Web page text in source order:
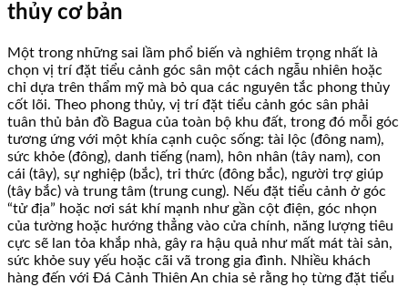
thủy cơ bản
Một trong những sai lầm phổ biến và nghiêm trọng nhất là
chọn vị trí đặt tiểu cảnh góc sân một cách ngẫu nhiên hoặc
chỉ dựa trên thẩm mỹ mà bỏ qua các nguyên tắc phong thủy
cốt lõi. Theo phong thủy, vị trí đặt tiểu cảnh góc sân phải
tuân thủ bản đồ Bagua của toàn bộ khu đất, trong đó mỗi góc
tương ứng với một khía cạnh cuộc sống: tài lộc (đông nam),
sức khỏe (đông), danh tiếng (nam), hôn nhân (tây nam), con
cái (tây), sự nghiệp (bắc), tri thức (đông bắc), người trợ giúp
(tây bắc) và trung tâm (trung cung). Nếu đặt tiểu cảnh ở góc
“tử địa” hoặc nơi sát khí mạnh như gần cột điện, góc nhọn
của tường hoặc hướng thẳng vào cửa chính, năng lượng tiêu
cực sẽ lan tỏa khắp nhà, gây ra hậu quả như mất mát tài sản,
sức khỏe suy yếu hoặc cãi vã trong gia đình. Nhiều khách
hàng đến với Đá Cảnh Thiên An chia sẻ rằng họ từng đặt tiểu